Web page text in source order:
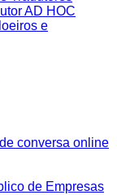
AD HOC
e
conversa online
de Empresas